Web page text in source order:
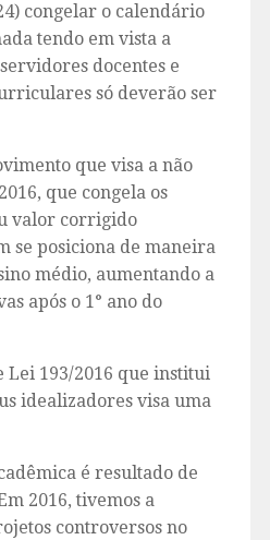
congelar o calendário
tendo em vista a
docentes e
só deverão ser
que visa a não
que congela os
valor corrigido
se posiciona de maneira
médio, aumentando a
após o 1° ano do
Lei 193/2016 que institui
idealizadores visa uma
é resultado de
2016, tivemos a
controversos no